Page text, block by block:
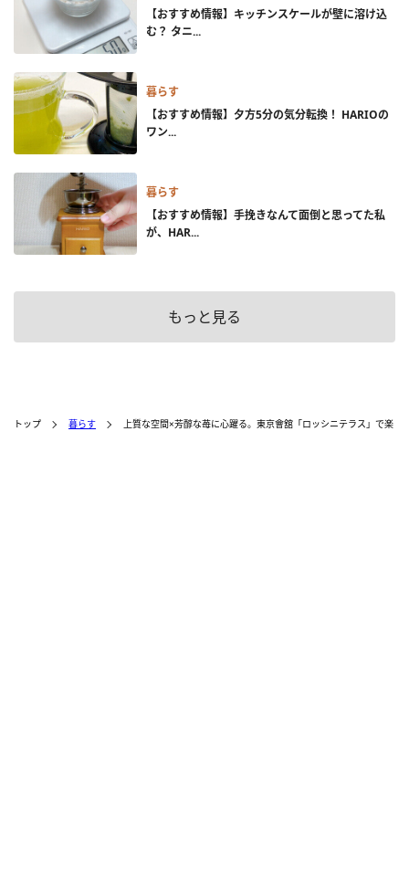
【おすすめ情報】キッチンスケールが壁に溶け込
む？ タニ...
暮らす
【おすすめ情報】夕方5分の気分転換！ HARIOの
ワン...
暮らす
【おすすめ情報】手挽きなんて面倒と思ってた私
が、HAR...
もっと見る
トップ 暮らす 上質な空間×芳醇な苺に心躍る。東京會舘「ロッシニテラス」で楽し